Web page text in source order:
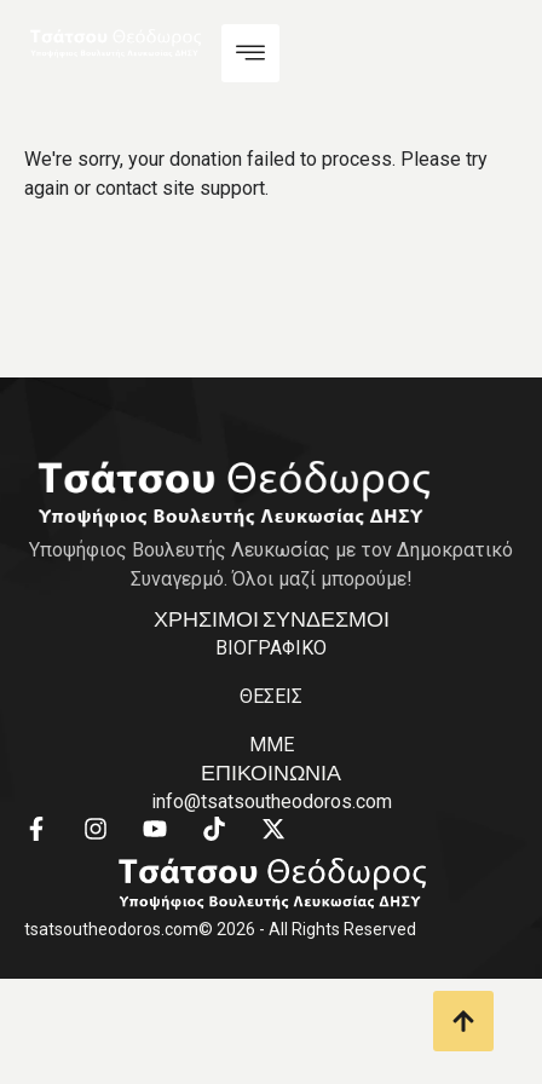
We're sorry, your donation failed to process. Please try
again or contact site support.
Υποψήφιος Βουλευτής Λευκωσίας με τον Δημοκρατικό
Συναγερμό. Όλοι μαζί μπορούμε!
ΧΡΗΣΙΜΟΙ ΣΥΝΔΕΣΜΟΙ
ΒΙΟΓΡΑΦΙΚΟ
ΘΕΣΕΙΣ
ΜΜΕ
ΕΠΙΚΟΙΝΩΝΙΑ
info@tsatsoutheodoros.com
tsatsoutheodoros.com© 2026 - All Rights Reserved